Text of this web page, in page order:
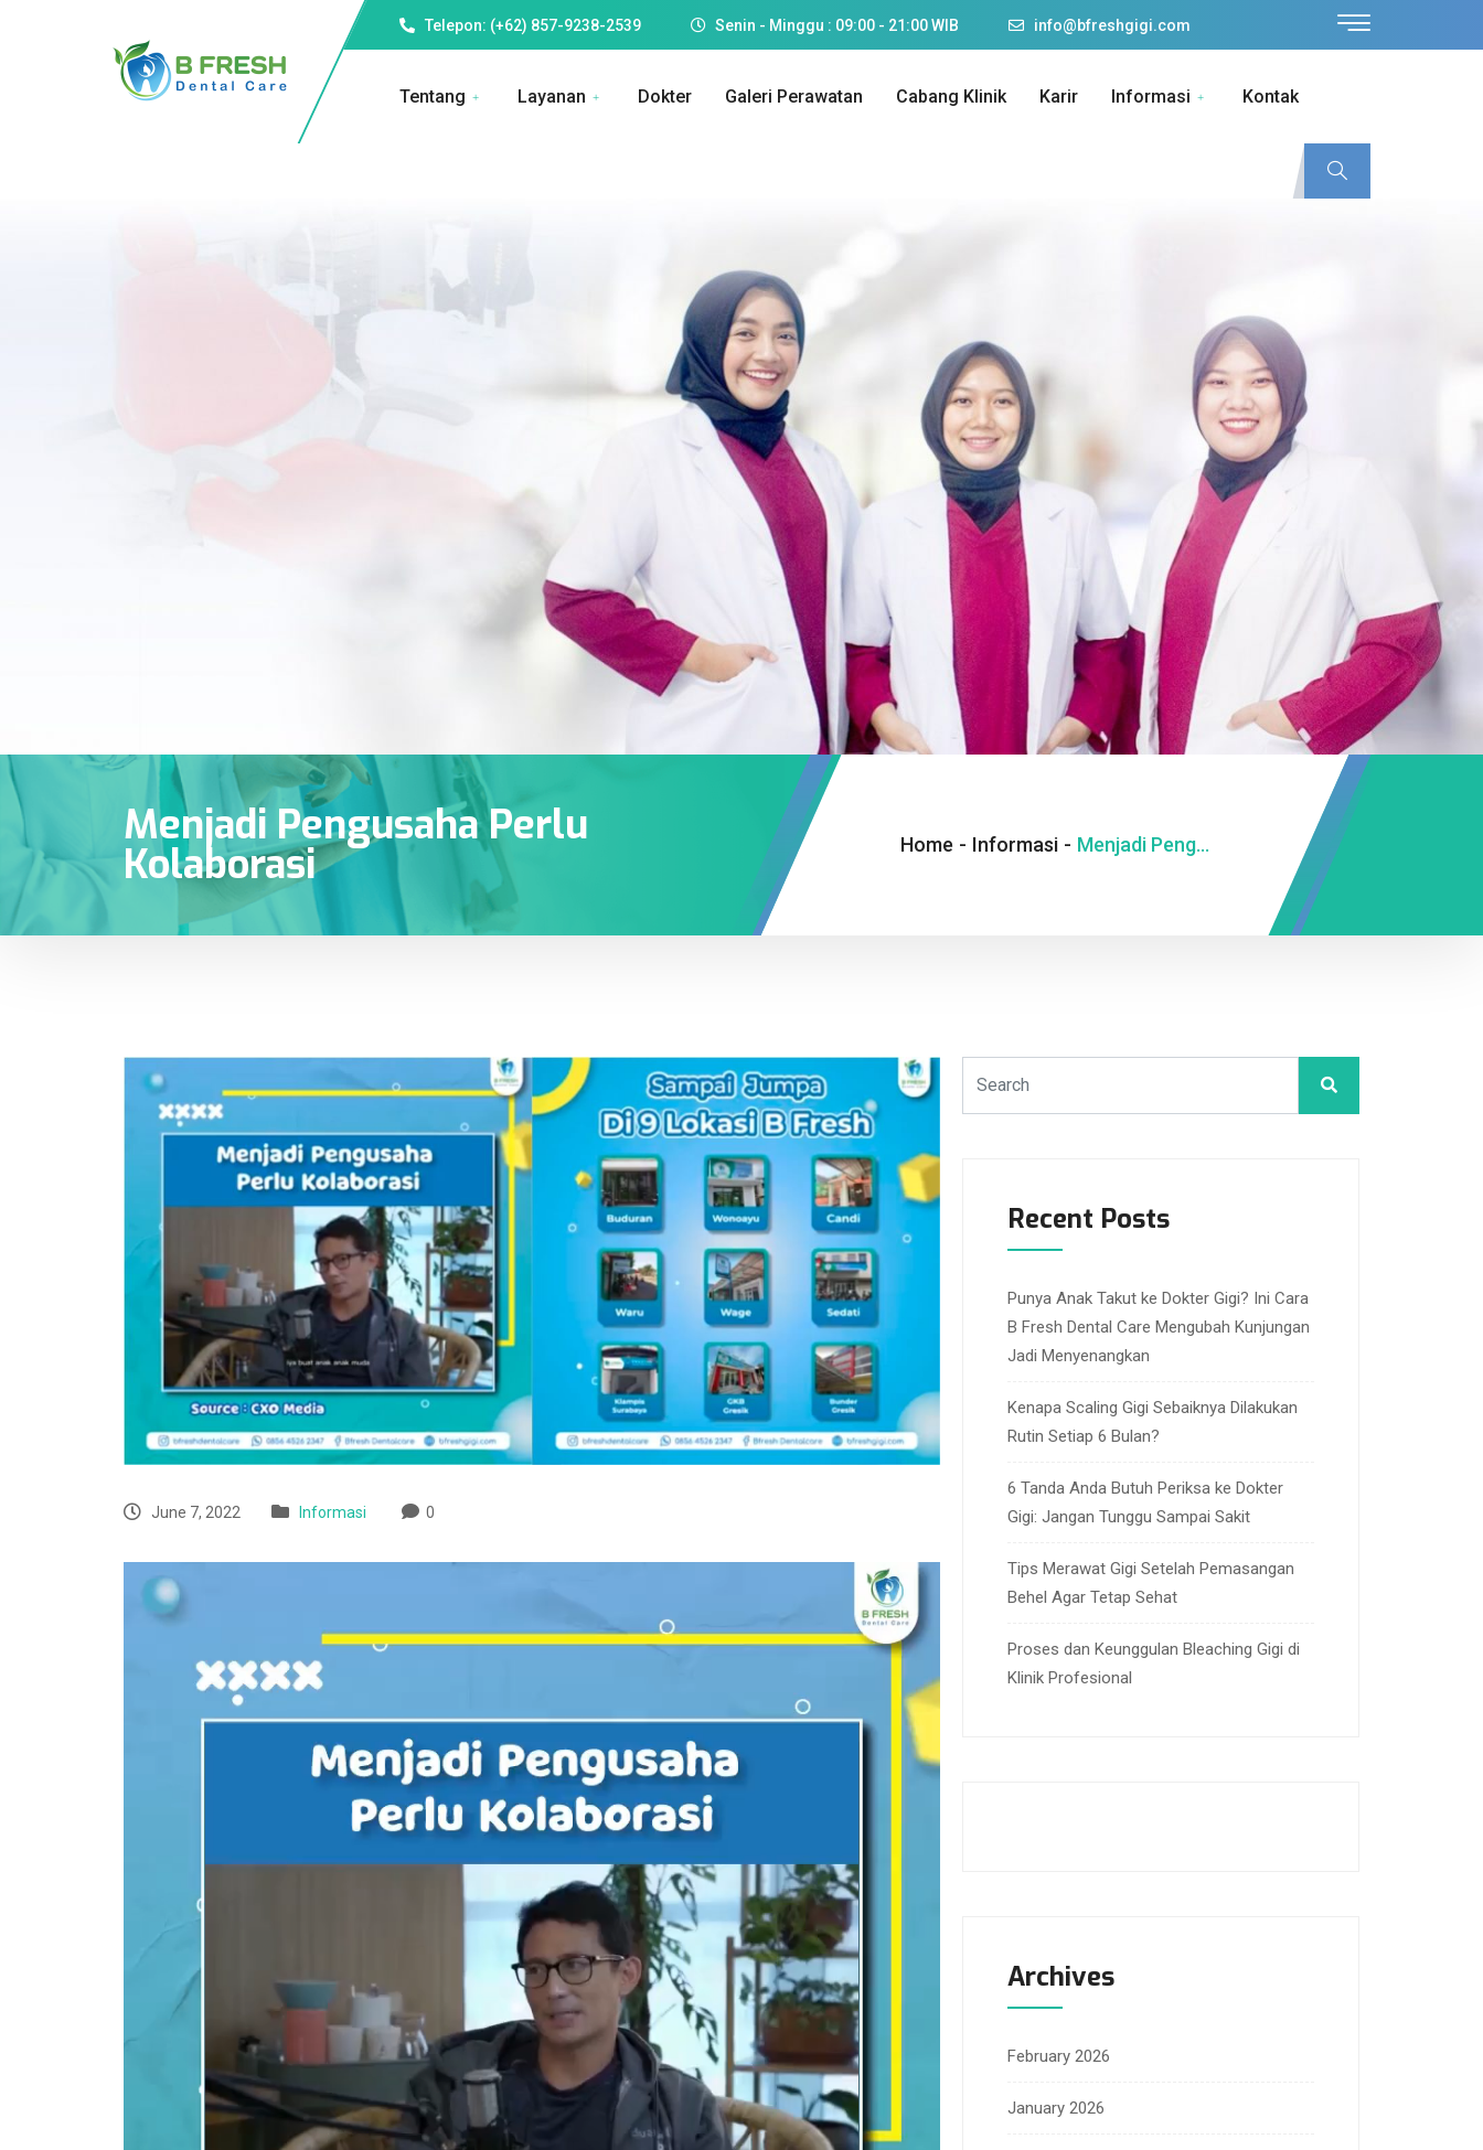
Telepon: (+62) 857-9238-2539 Senin - Minggu : 09:00 - 21:00 WIB info@bfreshgigi.com
Tentang Layanan Dokter Galeri Perawatan Cabang Klinik Karir Informasi Kontak
Menjadi Pengusaha Perlu
Kolaborasi Home - Informasi - Menjadi Pengusaha Perlu Kolaborasi
June 7, 2022 Informasi 0
Recent Posts
Punya Anak Takut ke Dokter Gigi? Ini Cara
B Fresh Dental Care Mengubah Kunjungan
Jadi Menyenangkan
Kenapa Scaling Gigi Sebaiknya Dilakukan
Rutin Setiap 6 Bulan?
6 Tanda Anda Butuh Periksa ke Dokter
Gigi: Jangan Tunggu Sampai Sakit
Tips Merawat Gigi Setelah Pemasangan
Behel Agar Tetap Sehat
Proses dan Keunggulan Bleaching Gigi di
Klinik Profesional
Archives
February 2026
January 2026